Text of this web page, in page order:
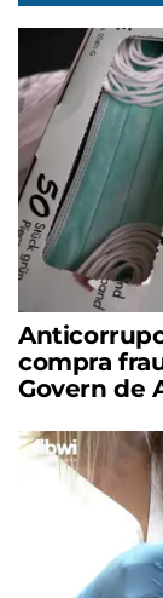
compra
Govern de